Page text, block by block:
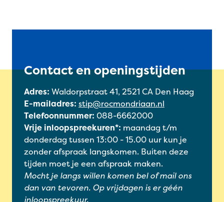
Contact en openingstijden
Adres: Waldorpstraat 41, 2521 CA Den Haag
E-mailadres: stip@rocmondriaan.nl
Telefoonnummer: 088-6662000
Vrije inloopspreekuren*: maandag t/m
donderdag tussen 13:00 - 15.00 uur kun je
zonder afspraak langskomen. Buiten deze
tijden moet je een afspraak maken.
Mocht je langs willen komen bel of mail ons
dan van tevoren. Op vrijdagen is er géén
inloopspreekuur.